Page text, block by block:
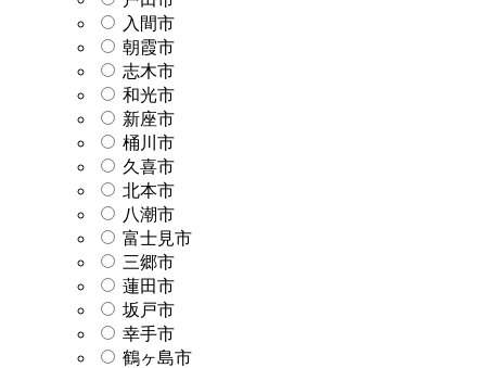
入間市
朝霞市
志木市
和光市
新座市
桶川市
久喜市
北本市
八潮市
富士見市
三郷市
蓮田市
坂戸市
幸手市
鶴ヶ島市